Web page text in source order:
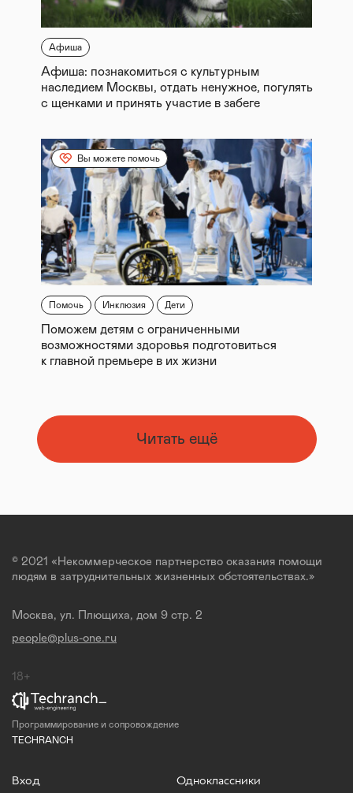
Афиша
Афиша: познакомиться с культурным
наследием Москвы, отдать ненужное, погулять
с щенками и принять участие в забеге
Вы можете помочь
Помочь Инклюзия Дети
Поможем детям с ограниченными
возможностями здоровья подготовиться
к главной премьере в их жизни
Читать ещё
© 2021 «Некоммерческое партнерство оказания помощи
людям в затруднительных жизненных обстоятельствах.»
Москва, ул. Плющиха, дом 9 стр. 2
people@plus-one.ru
18+
Программирование и сопровождение
TECHRANCH
Вход
Одноклассники